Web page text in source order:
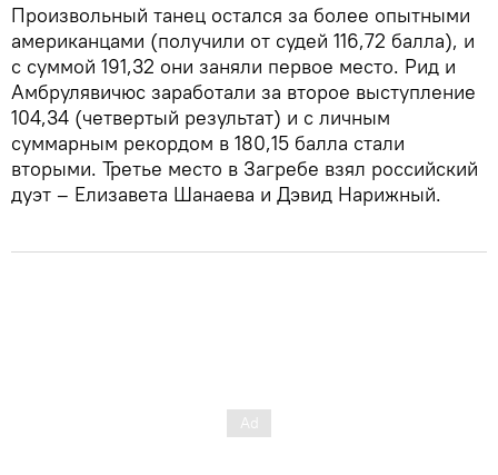
Произвольный танец остался за более опытными
американцами (получили от судей 116,72 балла), и
с суммой 191,32 они заняли первое место. Рид и
Амбрулявичюс заработали за второе выступление
104,34 (четвертый результат) и с личным
суммарным рекордом в 180,15 балла стали
вторыми. Третье место в Загребе взял российский
дуэт – Елизавета Шанаева и Дэвид Нарижный.